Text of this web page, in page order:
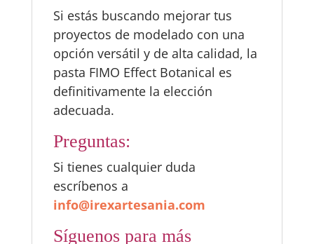
Si estás buscando mejorar tus
proyectos de modelado con una
opción versátil y de alta calidad, la
pasta FIMO Effect Botanical es
definitivamente la elección
adecuada.
Preguntas:
Si tienes cualquier duda
escríbenos a
info@irexartesania.com
Síguenos para más